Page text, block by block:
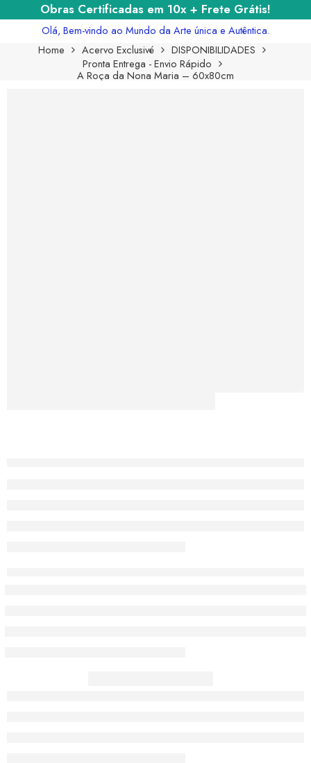
Obras Certificadas em 10x + Frete Grátis!
Olá, Bem-vindo ao Mundo da Arte única e Autêntica.
Home
Acervo Exclusivé
DISPONIBILIDADES
Pronta Entrega - Envio Rápido
A Roça da Nona Maria – 60x80cm